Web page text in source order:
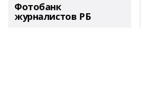
Фотобанк
журналистов РБ